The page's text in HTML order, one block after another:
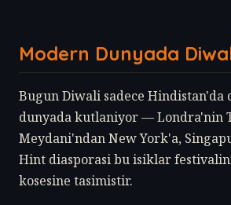
Modern Dunyada
Bugun Diwali sadece Hindistan'da
dunyada kutlaniyor — Londra'nin
Meydani'ndan New York'a,
Hint diasporasi bu isiklar
kosesine tasimistir.